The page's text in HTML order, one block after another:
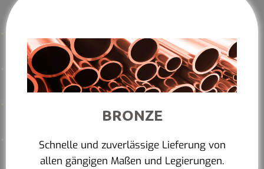
BRONZE
Schnelle und zuverlässige Lieferung von
allen gängigen Maßen und Legierungen.